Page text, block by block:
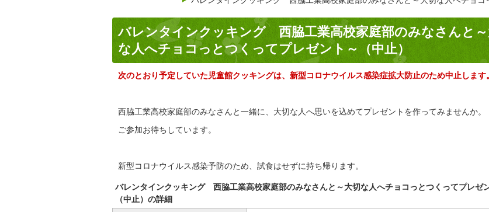
バレンタインクッキング 西脇工業高校家庭部のみなさんと
な人へチョコっとつくってプレゼント～（中止）
次のとおり予定していた児童館クッキングは、新型コロナウイルス感染症拡大防止のため中止します。
西脇工業高校家庭部のみなさんと一緒に、大切な人へ思いを込めてプレゼントを作ってみませんか。
ご参加お待ちしています。
新型コロナウイルス感染予防のため、試食はせずに持ち帰ります。
バレンタインクッキング 西脇工業高校家庭部のみなさんと～大切な人へチョコっとつくってプレゼ
（中止）の詳細